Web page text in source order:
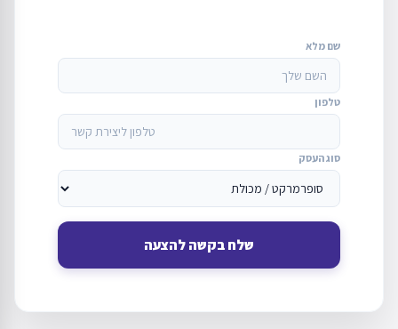
שם מלא
טלפון
סוג העסק
שלח בקשה להצעה